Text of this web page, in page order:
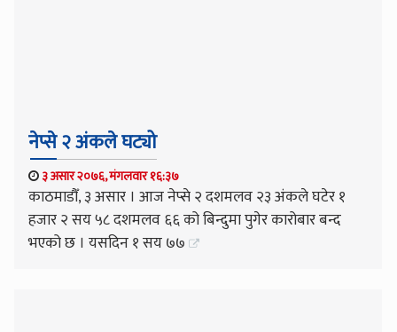
नेप्से २ अंकले घट्यो
३ असार २०७६, मंगलवार १६:३७
काठमाडौँ, ३ असार । आज नेप्से २ दशमलव २३ अंकले घटेर १
हजार २ सय ५८ दशमलव ६६ को बिन्दुमा पुगेर कारोबार बन्द
भएको छ । यसदिन १ सय ७७